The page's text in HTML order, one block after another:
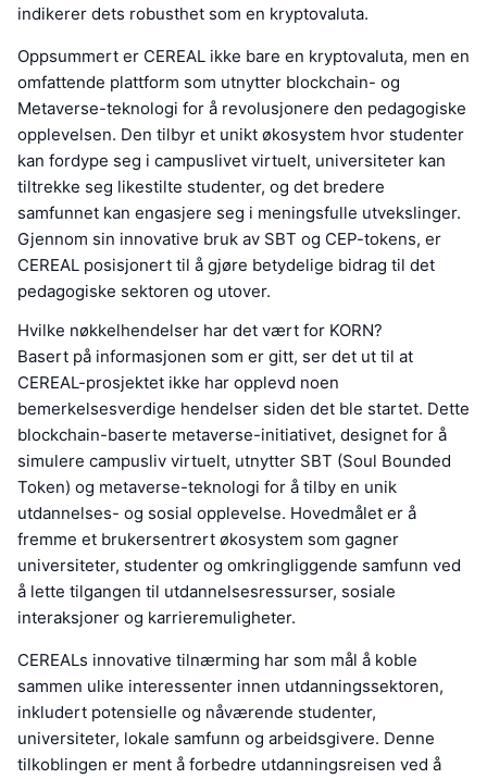
indikerer dets robusthet som en kryptovaluta.
Oppsummert er CEREAL ikke bare en kryptovaluta, men en
omfattende plattform som utnytter blockchain- og
Metaverse-teknologi for å revolusjonere den pedagogiske
opplevelsen. Den tilbyr et unikt økosystem hvor studenter
kan fordype seg i campuslivet virtuelt, universiteter kan
tiltrekke seg likestilte studenter, og det bredere
samfunnet kan engasjere seg i meningsfulle utvekslinger.
Gjennom sin innovative bruk av SBT og CEP-tokens, er
CEREAL posisjonert til å gjøre betydelige bidrag til det
pedagogiske sektoren og utover.
Hvilke nøkkelhendelser har det vært for KORN?
Basert på informasjonen som er gitt, ser det ut til at
CEREAL-prosjektet ikke har opplevd noen
bemerkelsesverdige hendelser siden det ble startet. Dette
blockchain-baserte metaverse-initiativet, designet for å
simulere campusliv virtuelt, utnytter SBT (Soul Bounded
Token) og metaverse-teknologi for å tilby en unik
utdannelses- og sosial opplevelse. Hovedmålet er å
fremme et brukersentrert økosystem som gagner
universiteter, studenter og omkringliggende samfunn ved
å lette tilgangen til utdannelsesressurser, sosiale
interaksjoner og karrieremuligheter.
CEREALs innovative tilnærming har som mål å koble
sammen ulike interessenter innen utdanningssektoren,
inkludert potensielle og nåværende studenter,
universiteter, lokale samfunn og arbeidsgivere. Denne
tilkoblingen er ment å forbedre utdanningsreisen ved å